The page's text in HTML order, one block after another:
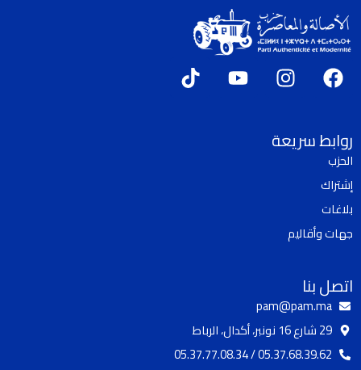
F
a
b
o
o
k
I
n
a
Y
o
T
i
روابط سريعة
الحزب
إشتراك
بلاغات
جهات وأقاليم
اتصل بنا
pam@pam.ma
29 شارع 16 نونبر، أكدال، الرباط
05.37.68.39.62 / 05.37.77.08.34